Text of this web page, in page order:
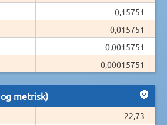
0,15751
0,015751
0,0015751
0,00015751
metrisk)
22,73